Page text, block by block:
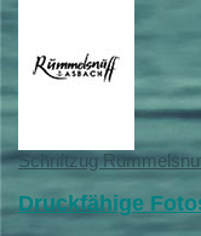
Schriftzug
Druckfähige